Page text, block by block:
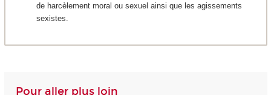
de harcèlement moral ou sexuel ainsi que les agissements
sexistes.
Pour aller plus loin